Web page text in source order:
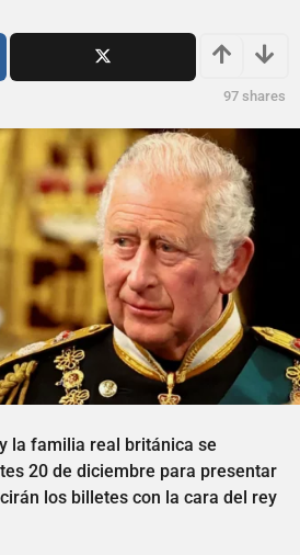
s
97 shares
la familia real británica se
20 de diciembre para presentar
los billetes con la cara del rey